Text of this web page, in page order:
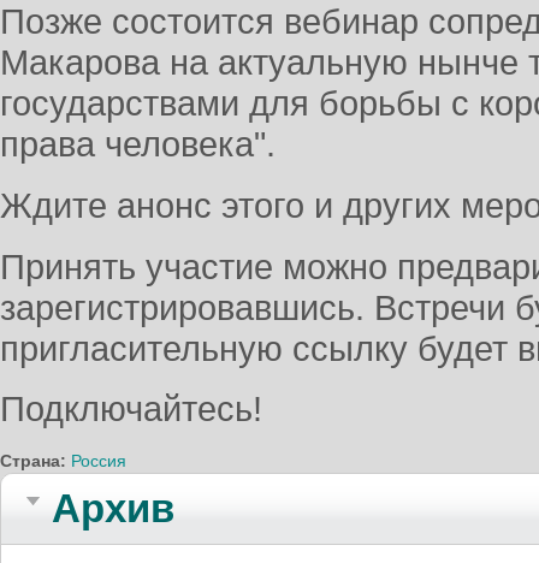
Позже состоится вебинар
Макарова на актуальную
государствами для борьбы с
права человека".
Ждите анонс этого и других
Принять участие можно
зарегистрировавшись. Встречи
пригласительную ссылку будет
Подключайтесь!
Страна: Россия
Архив